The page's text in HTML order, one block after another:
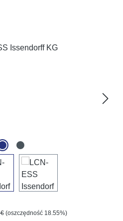
(oszczędność 18.55%)